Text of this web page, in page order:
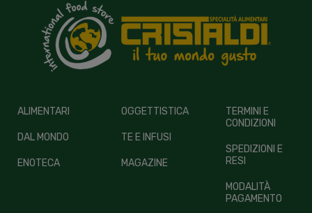
ALIMENTARI
DAL MONDO
ENOTECA
OGGETTISTICA
TE E INFUSI
MAGAZINE
TERMINI E
CONDIZIONI
SPEDIZIONI E
RESI
MODALITÀ
PAGAMENTO